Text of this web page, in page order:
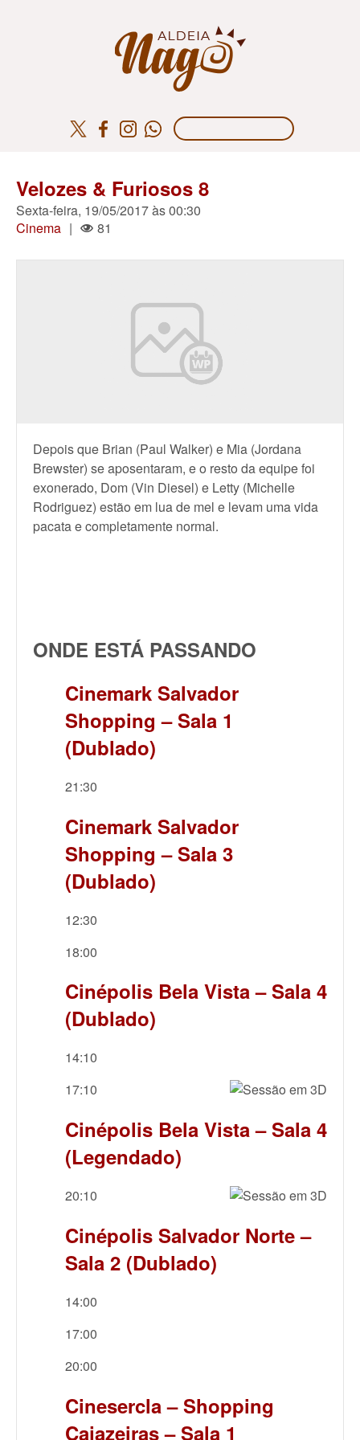
Velozes & Furiosos 8
Sexta-feira, 19/05/2017 às 00:30
Cinema | 81
Depois que Brian (Paul Walker) e Mia (Jordana
Brewster) se aposentaram, e o resto da equipe foi
exonerado, Dom (Vin Diesel) e Letty (Michelle
Rodriguez) estão em lua de mel e levam uma vida
pacata e completamente normal.
ONDE ESTÁ PASSANDO
Cinemark Salvador
Shopping – Sala 1
(Dublado)
21:30
Cinemark Salvador
Shopping – Sala 3
(Dublado)
12:30
18:00
Cinépolis Bela Vista – Sala 4
(Dublado)
14:10
17:10
Cinépolis Bela Vista – Sala 4
(Legendado)
20:10
Cinépolis Salvador Norte –
Sala 2 (Dublado)
14:00
17:00
20:00
Cinesercla – Shopping
Cajazeiras – Sala 1